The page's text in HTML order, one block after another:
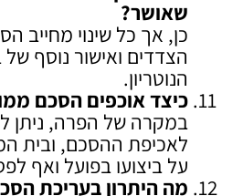
שאושר?
כן, אך כל שינוי מחייב
הצדדים ואישור נוסף
הנוטריון.
כיצד אוכפים הסכם
במקרה של הפרה, ניתן
לאכיפת ההסכם, ובית
על ביצועו בפועל ואף
מה היתרון בעריכת